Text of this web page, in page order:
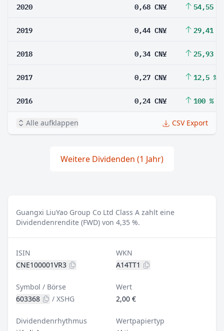
2020 0,68 CN¥ 54,55 %
2019 0,44 CN¥ 29,41 %
2018 0,34 CN¥ 25,93 %
2017 0,27 CN¥ 12,5 %
2016 0,24 CN¥ 100 %
Alle aufklappen CSV Export
Weitere Dividenden (1 Jahr)
Guangxi LiuYao Group Co Ltd Class A zahlt eine
Dividendenrendite (FWD) von 4,35 %.
ISIN
CNE100001VR3
WKN
A14TT1
Symbol / Börse
603368
/ XSHG
Wert
2,00 €
Dividendenrhythmus
Wertpapiertyp